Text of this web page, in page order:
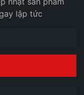
lập tức